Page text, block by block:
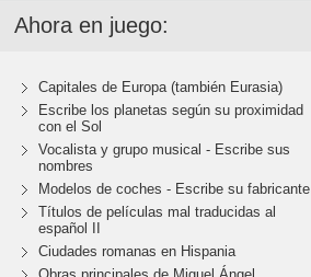
Ahora en juego:
Capitales de Europa (también Eurasia)
Escribe los planetas según su proximidad
con el Sol
Vocalista y grupo musical - Escribe sus
nombres
Modelos de coches - Escribe su fabricante
Títulos de películas mal traducidas al
español II
Ciudades romanas en Hispania